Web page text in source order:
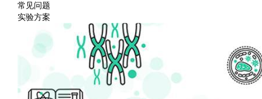
常见问题
实验方案